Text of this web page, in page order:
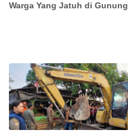
Warga Yang Jatuh di Gunung